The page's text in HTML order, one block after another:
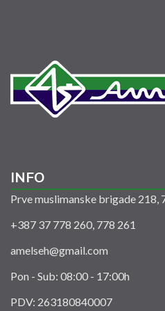
INFO
Prve muslimanske brigade 218,
+387 37 778 260, 778 261
amelseh@gmail.com
Pon - Sub: 08:00 - 17:00h
PDV: 263180840007